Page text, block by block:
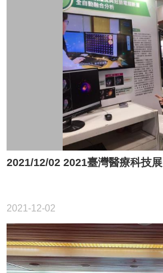
2021/12/02 2021臺灣醫療科技展
2021-12-02